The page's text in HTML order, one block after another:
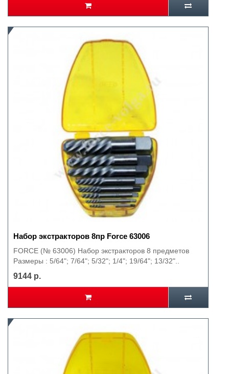
Набор экстракторов 8пр Force 63006
FORCE (№ 63006) Набор экстракторов 8 предметов
Размеры : 5/64"; 7/64"; 5/32"; 1/4"; 19/64"; 13/32"..
9144 р.